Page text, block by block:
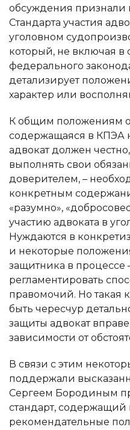
обсуждения признали
Стандарта участия
уголовном
который, не включая в
федерального
детализирует
характер или
К общим положениям
содержащаяся в КПЭА
адвокат должен
выполнять свои
доверителем, –
конкретным
«разумно»,
участию адвоката в
Нуждаются в
и некоторые
защитника в процессе
регламентировать
правомочий. Но такая
быть чересчур
защиты адвокат
зависимости от
В связи с этим
поддержали
Сергеем Бородиным
стандарт, содержащий
рекомендательные
Как к Вам можно
Номер телефона
Электронная
Сообщение
ФИО
Электронная
Выберите файл
Сообщение